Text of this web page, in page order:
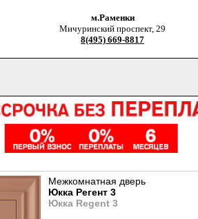
м.Раменки
Мичуринский проспект, 29
8(495) 669-8817
Межкомнатная дверь
Юкка Регент 3
Юкка Regent 3